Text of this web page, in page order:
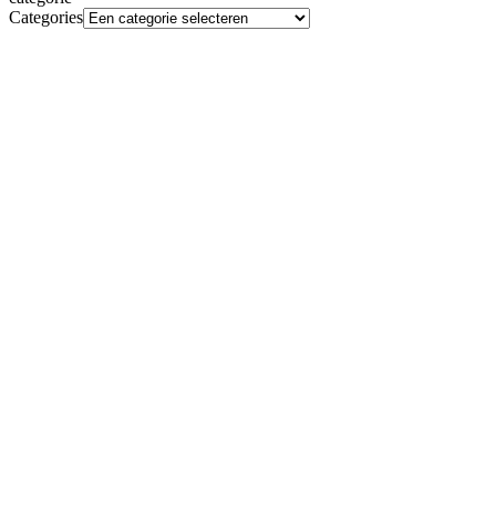
Categories